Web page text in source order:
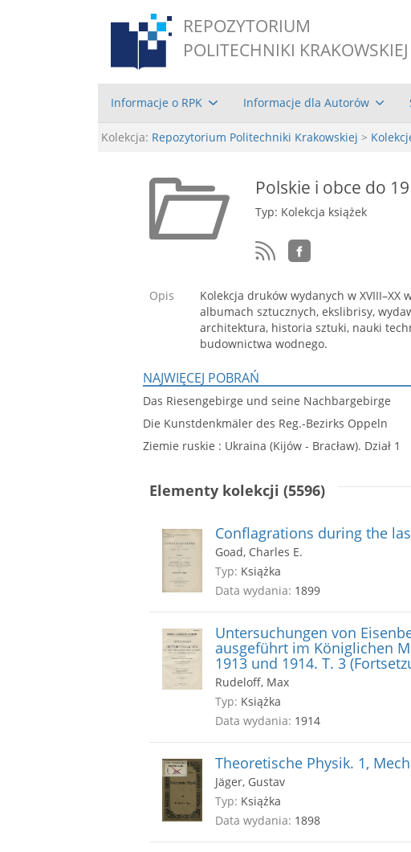
REPOZYTORIUM
POLITECHNIKI KRAKOWSKIEJ
Informacje o RPK Informacje dla Autorów
Kolekcja: Repozytorium Politechniki Krakowskiej >
Polskie i obce do
Typ: Kolekcja książek
Opis
Kolekcja druków wydanych w
albumach sztucznych, ekslibrisy,
architektura, historia sztuki, nauki
budownictwa wodnego.
NAJWIĘCEJ POBRAŃ
Das Riesengebirge und seine Nachbargebirge
Die Kunstdenkmäler des Reg.-Bezirks Oppeln
Ziemie ruskie : Ukraina (Kijów - Bracław). Dział 1
Elementy kolekcji (5596)
Conflagrations during the
Goad, Charles E.
Typ: Książka
Data wydania: 1899
Untersuchungen von
ausgeführt im Königlichen
1913 und 1914. T. 3
Rudeloff, Max
Typ: Książka
Data wydania: 1914
Theoretische Physik. 1,
Jäger, Gustav
Typ: Książka
Data wydania: 1898